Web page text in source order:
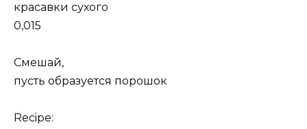
красавки сухого
0,015
Смешай,
пусть образуется порошок
Recipe: